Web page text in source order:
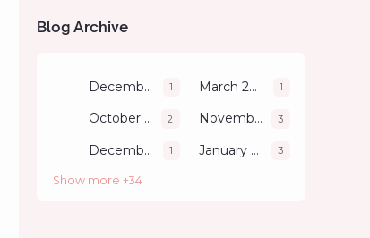
Blog Archive
December 2011 1 March 2018 1
October 2018 2 November 2018 3
December 2018 1 January 2019 3
Show more +34